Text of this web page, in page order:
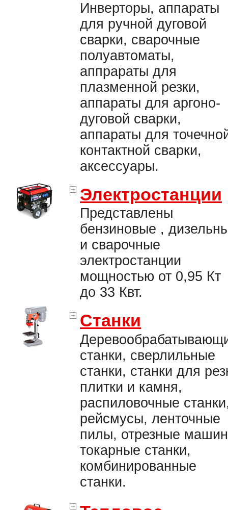
Инверторы, аппараты
для ручной дуговой
сварки, сварочные
полуавтоматы,
аппрараты для
плазменной резки,
аппараты для аргоно-
дуговой сварки,
аппараты для
контактной сварки,
аксессуары.
Электростанции
Представлены
бензиновые ,
и сварочные
электростанции
мощностью от 0,95 Кт
до 33 Квт.
Станки
станки, сверлильные
станки, станки для
плитки и камня,
распиловочные
рейсмусы, ленточные
пилы, отрезные
токарные станки,
комбинированные
станки.